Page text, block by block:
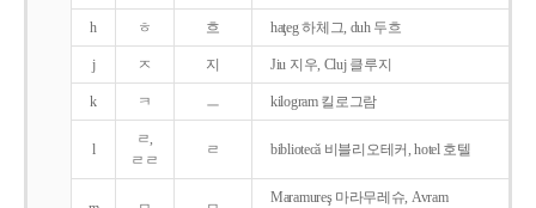
h ㅎ 흐 haţeg 하체그, duh 두흐
j ㅈ 지 Jiu 지우, Cluj 클루지
k ㅋ ㅡ kilogram 킬로그람
l
ㄹ,
ㄹㄹ
ㄹ bibliotecǎ 비블리오테커, hotel 호텔
Maramureş 마라무레슈, Avram